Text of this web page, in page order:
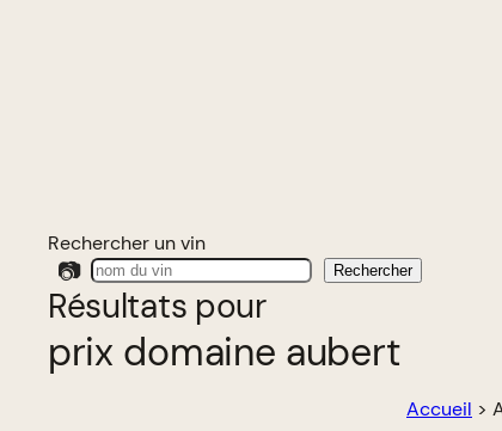
Rechercher un vin
📷 Rechercher
Résultats pour
prix domaine aubert
Accueil >